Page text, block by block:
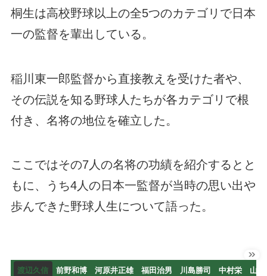
桐生は高校野球以上の全5つのカテゴリで日本
一の監督を輩出している。
稲川東一郎監督から直接教えを受けた者や、
その伝説を知る野球人たちが各カテゴリで根
付き、名将の地位を確立した。
ここではその7人の名将の功績を紹介するとと
もに、うち4人の日本一監督が当時の思い出や
歩んできた野球人生について語った。
渡辺久信 前野和博 河原井正雄 福田治男 川島勝司 中村栄 山田